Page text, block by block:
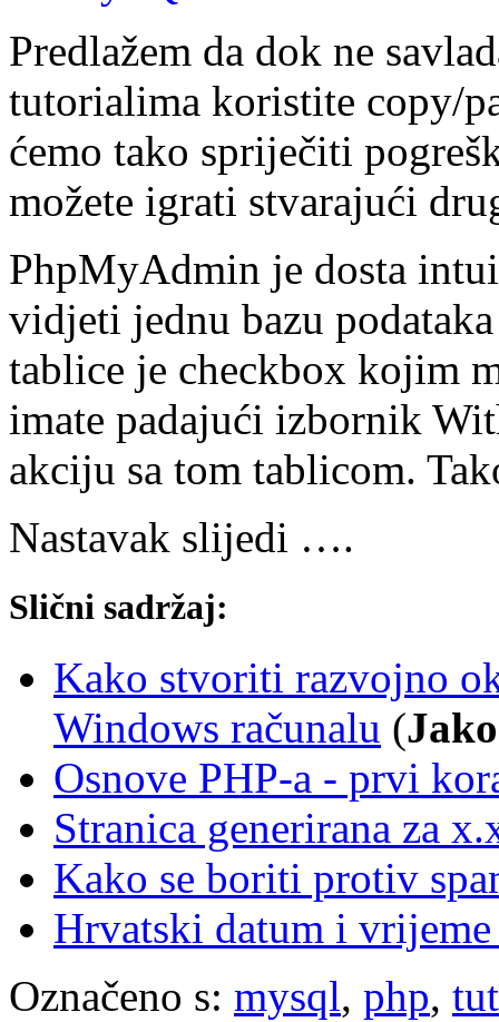
Predlažem da dok ne
tutorialima koristite copy/
ćemo tako spriječiti
možete igrati stvarajući
PhpMyAdmin je dosta
vidjeti jednu bazu
tablice je checkbox kojim
imate padajući izbornik
akciju sa tom tablicom.
Nastavak slijedi ….
Slični sadržaj:
Kako stvoriti razvojno
Windows računalu (
Osnove PHP-a - prvi
Stranica generirana za
Kako se boriti protiv
Hrvatski datum i vrijeme
Označeno s: mysql, php,